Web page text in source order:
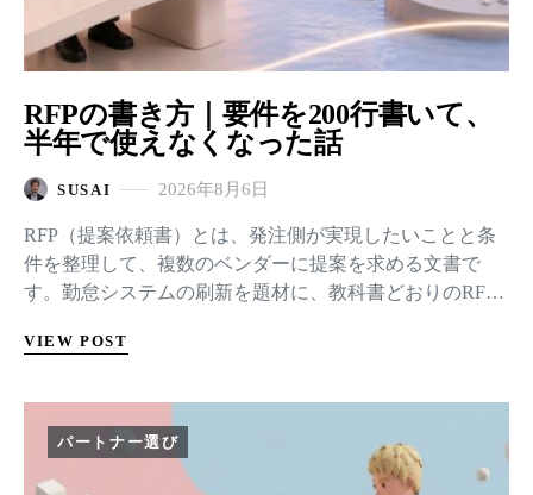
RFPの書き方｜要件を200行書いて、
半年で使えなくなった話
SUSAI 2026年8月6日
RFP（提案依頼書）とは、発注側が実現したいことと条
件を整理して、複数のベンダーに提案を求める文書で
す。勤怠システムの刷新を題材に、教科書どおりのRFP
ます。詰まりは2つ。提案が横並びで比べられないこと
特定して、固定する3項目と空欄にする3項目に整理し直
した結果と、そのまま使えるRFPの目次を置きます。
VIEW POST
パートナー選び